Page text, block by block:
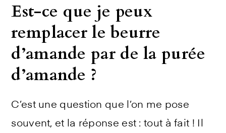
Est-ce que je peux
remplacer le beurre
d’amande par de la purée
d’amande ?
C’est une question que l’on me pose
souvent, et la réponse est : tout à fait ! Il